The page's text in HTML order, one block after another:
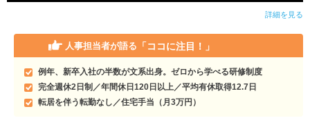
詳細を見る
人事担当者が語る 「ココに注目！」
例年、新卒入社の半数が文系出身。ゼロから学べる研修制度
完全週休2日制／年間休日120日以上／平均有休取得12.7日
転居を伴う転勤なし／住宅手当（月3万円）